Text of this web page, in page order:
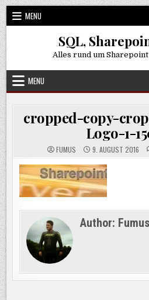
Skip
to
content
MENU
SQL,
Alles rund um
MENU
cropped-copy-
Logo-1-
FUMUS 9. AUGUST 2016
Author: Fumus